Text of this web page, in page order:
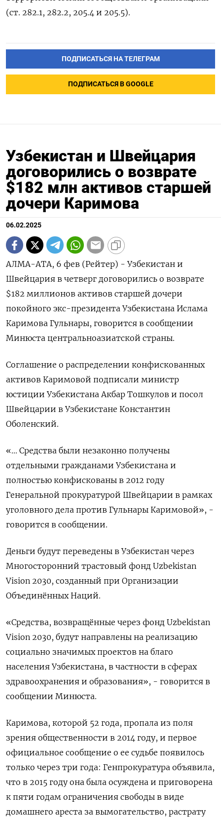
(ст. 282.1, 282.2, 205.4 и 205.5).
ПОДПИСАТЬСЯ НА ТЕЛЕГРАМ
ПОДПИСАТЬСЯ В GOOGLE
Узбекистан и Швейцария
договорились о возврате
$182 млн активов старшей
дочери Каримова
06.02.2025
АЛМА-АТА, 6 фев (Рейтер) - Узбекистан и
Швейцария в четверг договорились о возврате
$182 миллионов активов старшей дочери
покойного экс-президента Узбекистана Ислама
Каримова Гульнары, говорится в сообщении
Минюста центральноазиатской страны.
Соглашение о распределении конфискованных
активов Каримовой подписали министр
юстиции Узбекистана Акбар Тошкулов и посол
Швейцарии в Узбекистане Константин
Оболенский.
«... Средства были незаконно получены
отдельными гражданами Узбекистана и
полностью конфискованы в 2012 году
Генеральной прокуратурой Швейцарии в рамках
уголовного дела против Гульнары Каримовой», -
говорится в сообщении.
Деньги будут переведены в Узбекистан через
Многосторонний трастовый фонд Uzbekistan
Vision 2030, созданный при Организации
Объединённых Наций.
«Средства, возвращённые через фонд Uzbekistan
Vision 2030, будут направлены на реализацию
социально значимых проектов на благо
населения Узбекистана, в частности в сферах
здравоохранения и образования», - говорится в
сообщении Минюста.
Каримова, которой 52 года, пропала из поля
зрения общественности в 2014 году, и первое
официальное сообщение о ее судьбе появилось
только через три года: Генпрокуратура объявила,
что в 2015 году она была осуждена и приговорена
к пяти годам ограничения свободы в виде
домашнего ареста за вымогательство, растрату